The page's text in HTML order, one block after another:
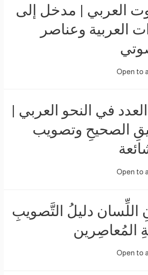
العربي | مدخل إلى
العربية وعناصر
Open to
في النحو العربي |
الصحيحِ وتصويب
Open to
دليلُ التَّصويبِ
المُعاصِرين
Open to